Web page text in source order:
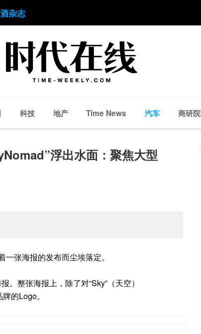
杂志
科技 地产 Time News 汽车 商研院
浮出水面：聚焦大型
一张海报的发布而尘埃落定。
。整张海报上，除了对“Sky”（天空）
的Logo。